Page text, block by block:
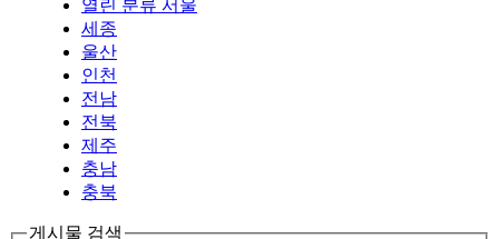
열린 분류 서울
세종
울산
인천
전남
전북
제주
충남
충북
게시물 검색